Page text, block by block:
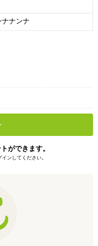
ナンナ
ができます。
ンしてください。